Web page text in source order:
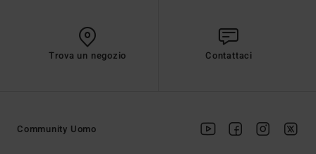
Trova un negozio Contattaci
Community Uomo